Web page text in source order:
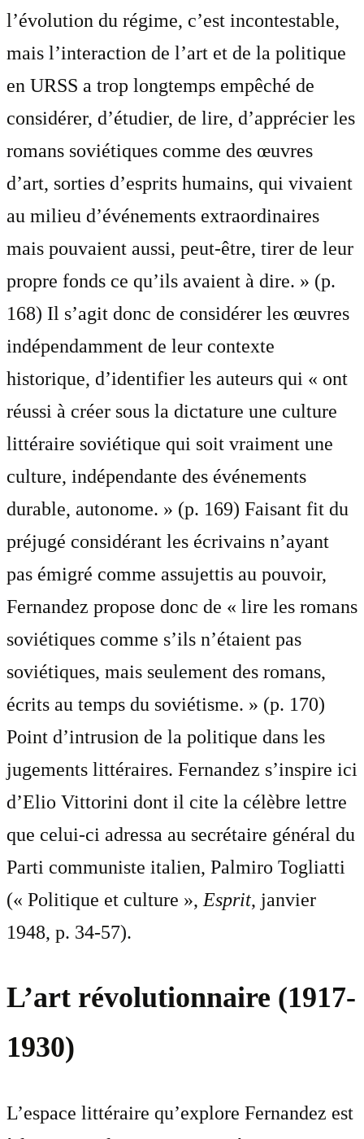
l’évolution du régime, c’est incontestable,
mais l’interaction de l’art et de la politique
en URSS a trop longtemps empêché de
considérer, d’étudier, de lire, d’apprécier les
romans soviétiques comme des œuvres
d’art, sorties d’esprits humains, qui vivaient
au milieu d’événements extraordinaires
mais pouvaient aussi, peut‐être, tirer de leur
propre fonds ce qu’ils avaient à dire. » (p.
168) Il s’agit donc de considérer les œuvres
indépendamment de leur contexte
historique, d’identifier les auteurs qui « ont
réussi à créer sous la dictature une culture
littéraire soviétique qui soit vraiment une
culture, indépendante des événements
durable, autonome. » (p. 169) Faisant fit du
préjugé considérant les écrivains n’ayant
pas émigré comme assujettis au pouvoir,
Fernandez propose donc de « lire les romans
soviétiques comme s’ils n’étaient pas
soviétiques, mais seulement des romans,
écrits au temps du soviétisme. » (p. 170)
Point d’intrusion de la politique dans les
jugements littéraires. Fernandez s’inspire ici
d’Elio Vittorini dont il cite la célèbre lettre
que celui-ci adressa au secrétaire général du
Parti communiste italien, Palmiro Togliatti
(« Politique et culture »,Esprit, janvier
1948, p. 34-57).
L’art révolutionnaire (1917-
1930)
L’espace littéraire qu’explore Fernandez est